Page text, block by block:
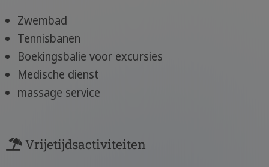
Zwembad
Tennisbanen
Boekingsbalie voor excursies
Medische dienst
massage service
Vrijetijdsactiviteiten